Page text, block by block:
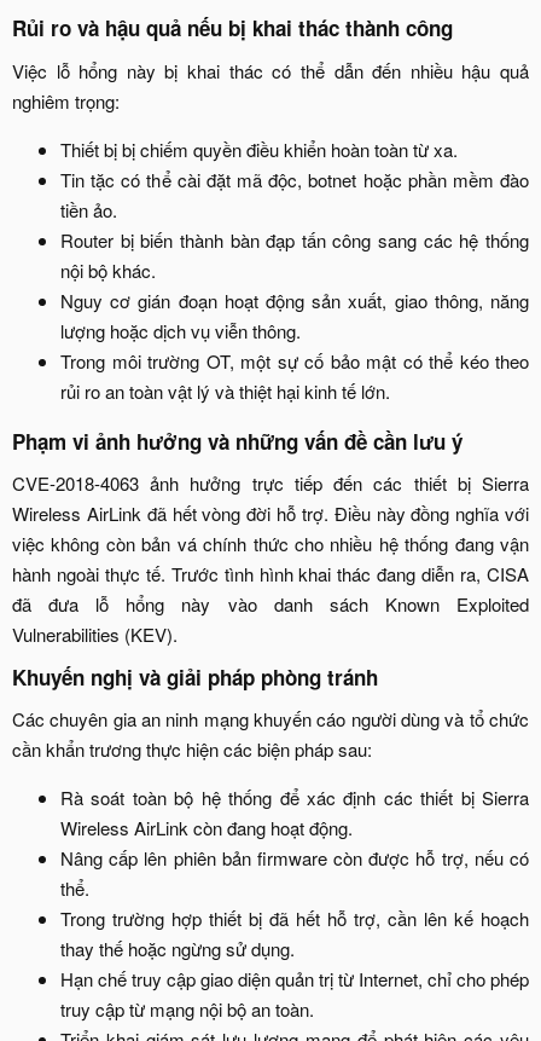
Rủi ro và hậu quả nếu bị khai thác thành công​
Việc lỗ hổng này bị khai thác có thể dẫn đến nhiều hậu quả
nghiêm trọng:​
Thiết bị bị chiếm quyền điều khiển hoàn toàn từ xa.​
Tin tặc có thể cài đặt mã độc, botnet hoặc phần mềm đào
tiền ảo.​
Router bị biến thành bàn đạp tấn công sang các hệ thống
nội bộ khác.​
Nguy cơ gián đoạn hoạt động sản xuất, giao thông, năng
lượng hoặc dịch vụ viễn thông.​
Trong môi trường OT, một sự cố bảo mật có thể kéo theo
rủi ro an toàn vật lý và thiệt hại kinh tế lớn.​
Phạm vi ảnh hưởng và những vấn đề cần lưu ý​
CVE-2018-4063 ảnh hưởng trực tiếp đến các thiết bị Sierra
Wireless AirLink đã hết vòng đời hỗ trợ. Điều này đồng nghĩa với
việc không còn bản vá chính thức cho nhiều hệ thống đang vận
hành ngoài thực tế. Trước tình hình khai thác đang diễn ra, CISA
đã đưa lỗ hổng này vào danh sách Known Exploited
Vulnerabilities (KEV).​
Khuyến nghị và giải pháp phòng tránh​
Các chuyên gia an ninh mạng khuyến cáo người dùng và tổ chức
cần khẩn trương thực hiện các biện pháp sau:​
Rà soát toàn bộ hệ thống để xác định các thiết bị Sierra
Wireless AirLink còn đang hoạt động.​
Nâng cấp lên phiên bản firmware còn được hỗ trợ, nếu có
thể.​
Trong trường hợp thiết bị đã hết hỗ trợ, cần lên kế hoạch
thay thế hoặc ngừng sử dụng.​
Hạn chế truy cập giao diện quản trị từ Internet, chỉ cho phép
truy cập từ mạng nội bộ an toàn.​